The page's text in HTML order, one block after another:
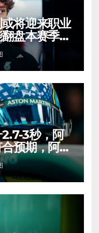
将迎来职业
盘本赛季争
3秒，阿
预期，阿隆
！